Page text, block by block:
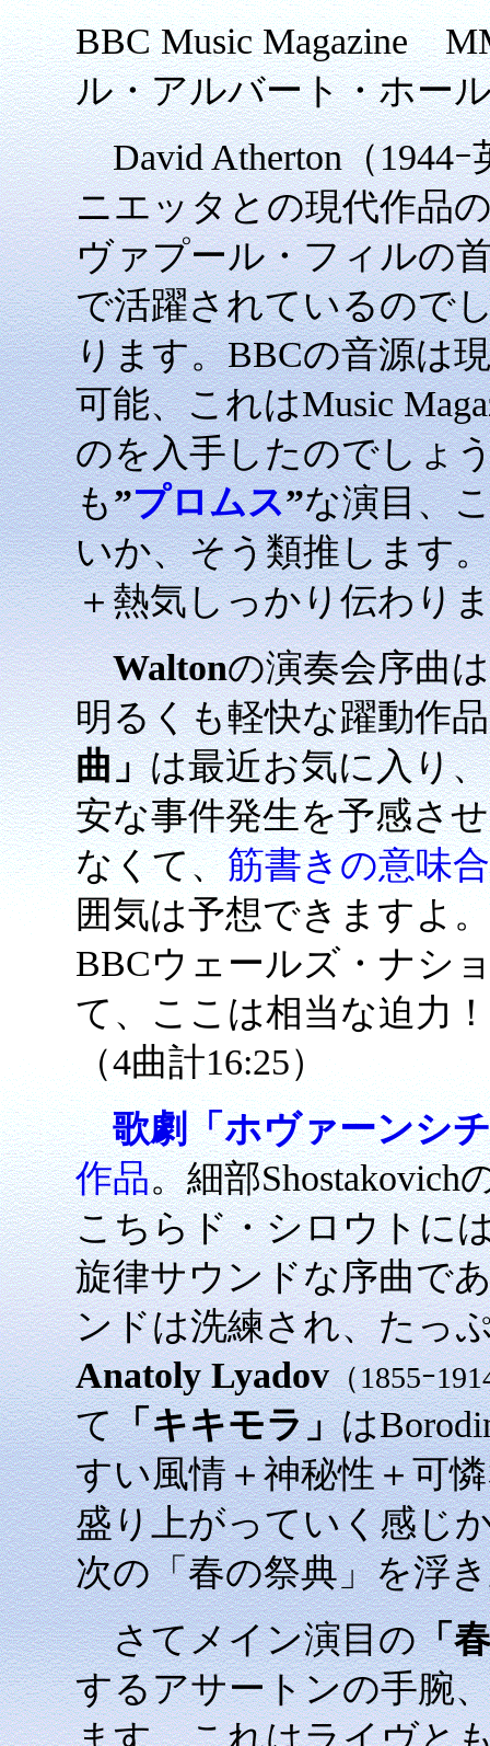
BBC Music Magazine
ル・アルバート・ホー
David Atherton（1944ｰ
ニエッタとの現代作品
ヴァプール・フィルの
で活躍されているので
ります。BBCの音源は
可能、これはMusic
のを入手したのでしょ
も”プロムス”な演目、
いか、そう類推します
＋熱気しっかり伝わり
Waltonの演奏会序曲
明るくも軽快な躍動作
曲」は最近お気に入り
安な事件発生を予感さ
なくて、筋書きの意味
囲気は予想できますよ
BBCウェールズ・ナシ
て、ここは相当な迫力
（4曲計16:25）
歌劇「ホヴァーンシ
作品。細部
こちらド・シロウトに
旋律サウンドな序曲で
ンドは洗練され、たっ
Anatoly Lyadov（1855ｰ
て「キキモラ」は
すい風情＋神秘性＋可
盛り上がっていく感じ
次の「春の祭典」を浮
さてメイン演目の「
するアサートンの手腕
ます。これはライヴと